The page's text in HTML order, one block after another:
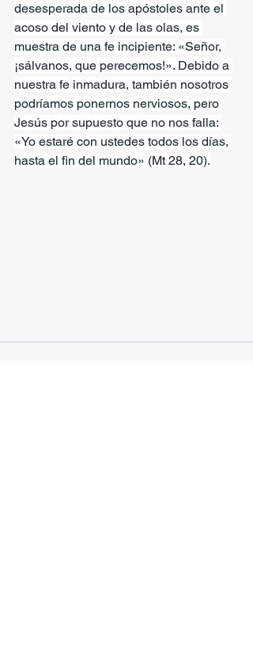
desesperada de los apóstoles ante el
acoso del viento y de las olas, es
muestra de una fe incipiente: «Señor,
¡sálvanos, que perecemos!». Debido a
nuestra fe inmadura, también nosotros
podríamos ponernos nerviosos, pero
Jesús por supuesto que no nos falla:
«Yo estaré con ustedes todos los días,
hasta el fin del mundo» (Mt 28, 20).